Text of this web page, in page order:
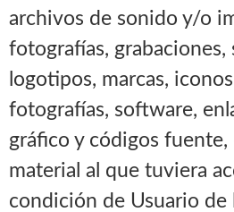
archivos de sonido y/o
fotografías, grabaciones,
logotipos, marcas,
fotografías, software,
gráfico y códigos
material al que tuviera
condición de Usuario de